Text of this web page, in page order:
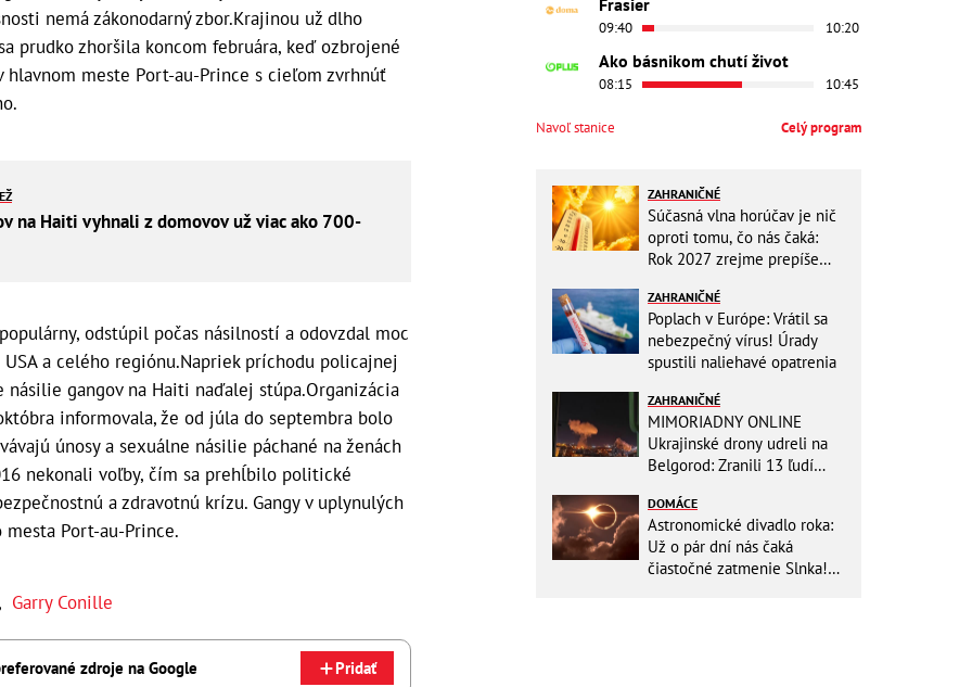
nemá zákonodarný zbor.Krajinou už dlho
prudko zhoršila koncom februára, keď ozbrojené
hlavnom meste Port-au-Prince s cieľom zvrhnúť
na Haiti vyhnali z domovov už viac ako 700-
odstúpil počas násilností a odovzdal moc
a celého regiónu.Napriek príchodu policajnej
gangov na Haiti naďalej stúpa.Organizácia
informovala, že od júla do septembra bolo
únosy a sexuálne násilie páchané na ženách
nekonali voľby, čím sa prehĺbilo politické
a zdravotnú krízu. Gangy v uplynulých
Port-au-Prince.
Garry Conille
zdroje na Google Pridať
09:40 10:20
Ako básnikom chutí život
08:15 10:45
Navoľ stanice Celý program
ZAHRANIČNÉ
Súčasná vlna horúčav je nič
oproti tomu, čo nás čaká:
Rok 2027 zrejme prepíše
ZAHRANIČNÉ
Poplach v Európe: Vrátil sa
nebezpečný vírus! Úrady
spustili naliehavé opatrenia
ZAHRANIČNÉ
MIMORIADNY ONLINE
Ukrajinské drony udreli na
Belgorod: Zranili 13 ľudí
pokračujú
DOMÁCE
Astronomické divadlo roka:
Už o pár dní nás čaká
čiastočné zatmenie Slnka!